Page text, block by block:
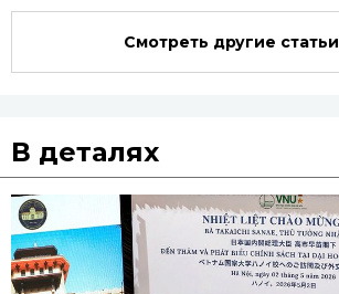
Смотреть другие статьи
В деталях